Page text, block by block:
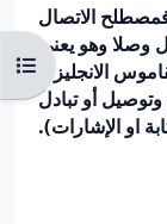
Ouvrir l’index du
الاتصال
وهو يعني
الانجليزي
أو تبادل
او الإشارات).